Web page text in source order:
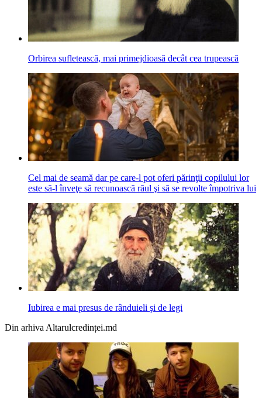
Orbirea sufletească, mai primejdioasă decât cea trupească
Cel mai de seamă dar pe care-l pot oferi părinţii copilului lor
este să-l înveţe să recunoască răul şi să se revolte împotriva lui
Iubirea e mai presus de rânduieli şi de legi
Din arhiva Altarulcredinței.md